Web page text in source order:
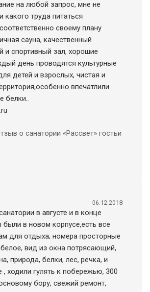
на любой запрос, мне не
какого труда питаться
своему плану
сауна, качественный
и спортивный зал, хорошие
день проводятся культурные
детей и взрослых, чистая и
впечатлили
белки..
о санатории «Рассвет» гостьи
06.12.2018
в августе и в конце
были в новом корпусе,есть все
для отдыха; номера просторные
вид из окна потрясающий,
природа, белки, лес, речка, и
ходили гулять к побережью, 300
бору, свежий ремонт,